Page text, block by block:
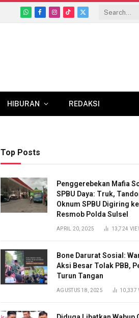
WhatsApp
Facebook
Instagram
TikTok
X
HIBURAN REDAKSI
Top Posts
Penggerebekan Mafia
SPBU Daya: Truk,
Oknum SPBU Digiring
Resmob Polda Sulsel
APRIL 20, 2025 13,724
Bone Darurat Sosial:
Aksi Besar Tolak PBB,
Turun Tangan
AGUSTUS 18, 2025 10,337